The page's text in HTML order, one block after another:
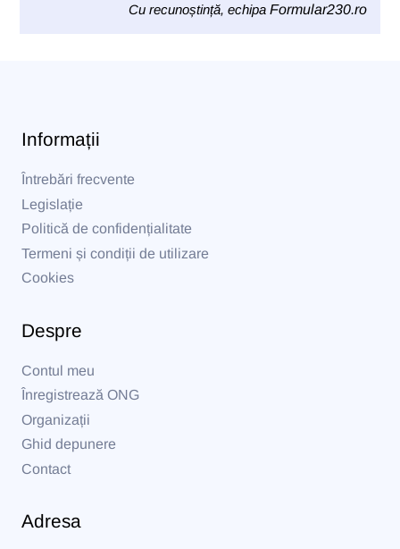
Cu recunoștință, echipa Formular230.ro
Informații
Întrebări frecvente
Legislație
Politică de confidențialitate
Termeni și condiții de utilizare
Cookies
Despre
Contul meu
Înregistrează ONG
Organizații
Ghid depunere
Contact
Adresa